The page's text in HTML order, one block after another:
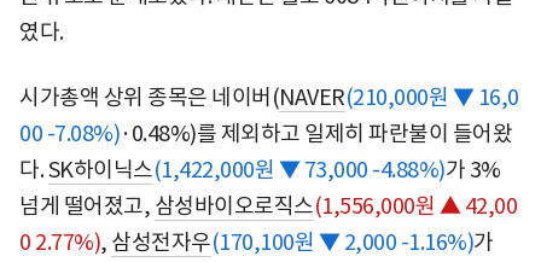
였다.
시가총액 상위 종목은 네이버(NAVER(210,000원 ▼ 16,0
00 -7.08%)·0.48%)를 제외하고 일제히 파란불이 들어왔
다.SK하이닉스(1,422,000원 ▼ 73,000 -4.88%)가 3%
넘게 떨어졌고, 삼성바이오로직스(1,556,000원 ▲ 42,00
0 2.77%), 삼성전자우(170,100원 ▼ 2,000 -1.16%)가